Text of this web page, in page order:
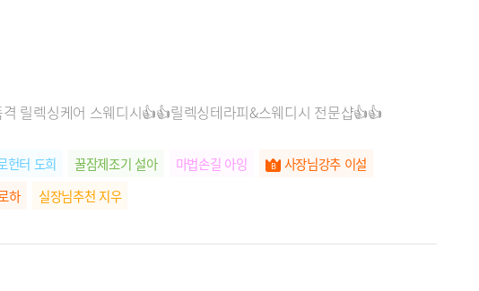
릴렉싱케어 스웨디시👍👍릴렉싱테라피&스웨디시 전문샵👍👍
헌터 도희 꿀잠제조기 설아 마법손길 아잉
사장님강추 이설
하 실장님추천 지우